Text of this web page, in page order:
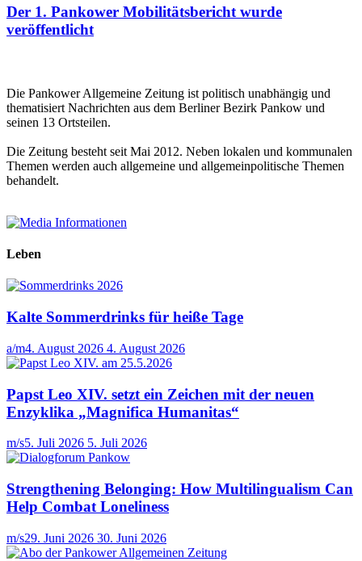
Der 1. Pankower Mobilitätsbericht wurde
veröffentlicht
Die Pankower Allgemeine Zeitung ist politisch unabhängig und
thematisiert Nachrichten aus dem Berliner Bezirk Pankow und
seinen 13 Ortsteilen.
Die Zeitung besteht seit Mai 2012. Neben lokalen und kommunalen
Themen werden auch allgemeine und allgemeinpolitische Themen
behandelt.
Leben
Kalte Sommerdrinks für heiße Tage
a/m4. August 2026 4. August 2026
Papst Leo XIV. setzt ein Zeichen mit der neuen
Enzyklika „Magnifica Humanitas“
m/s5. Juli 2026 5. Juli 2026
Strengthening Belonging: How Multilingualism Can
Help Combat Loneliness
m/s29. Juni 2026 30. Juni 2026